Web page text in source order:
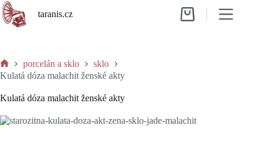
Skip
to
content
taranis.cz
Shopping
Home
porcelán a sklo
sklo
Kulatá dóza malachit ženské akty
Kulatá dóza malachit ženské akty